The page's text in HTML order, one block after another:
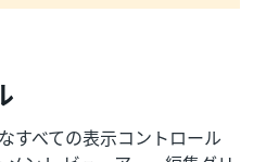
すべての表示コントロール